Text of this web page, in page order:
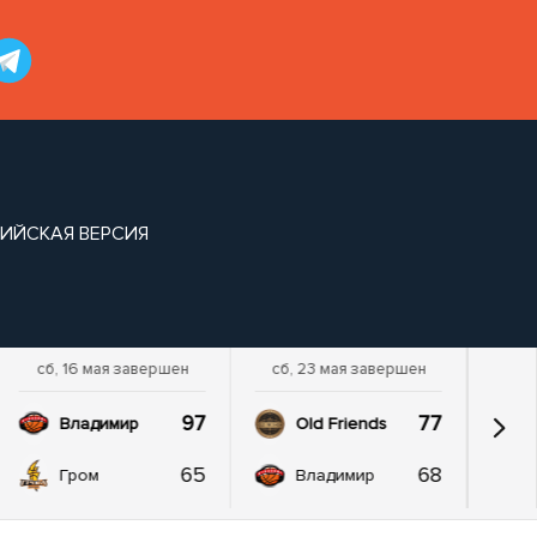
ВЕРСИЯ
сб, 16 мая завершен
Владимир 97
Гром 65
сб, 23 мая завершен
Old Friends 77
Владимир 68